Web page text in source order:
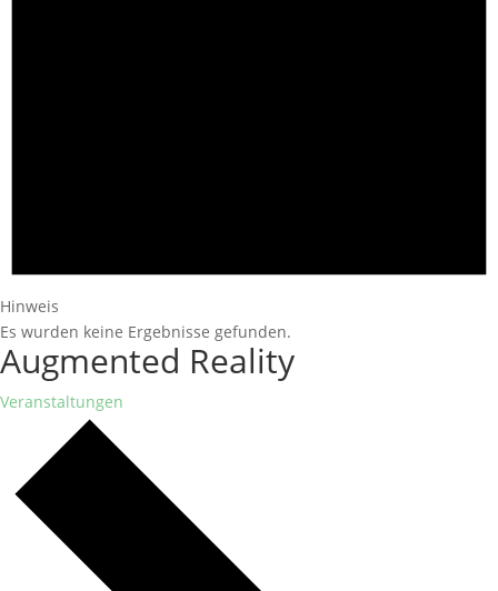
Hinweis
Es wurden keine Ergebnisse gefunden.
Augmented Reality
Veranstaltungen